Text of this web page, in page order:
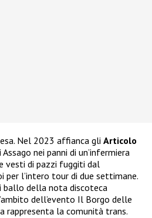
Nel 2023 affianca gli Articolo
nei panni di un’infermiera
vesti di pazzi fuggiti dal
per l’intero tour di due settimane.
ballo della nota discoteca
dell’evento Il Borgo delle
rappresenta la comunità trans.